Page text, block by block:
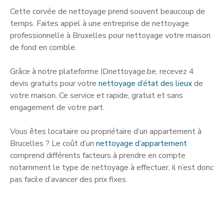
Cette corvée de nettoyage prend souvent beaucoup de
temps. Faites appel à une entreprise de nettoyage
professionnelle à Bruxelles pour nettoyage votre maison
de fond en comble.
Grâce à notre plateforme IDnettoyage.be, recevez 4
devis gratuits pour votre nettoyage d’état des lieuxde
votre maison. Ce service et rapide, gratuit et sans
engagement de votre part.
Vous êtes locataire ou propriétaire d’un appartement à
Brucelles ? Le coût d’un nettoyage d’appartement
comprend différents facteurs à prendre en compte
notamment le type de nettoyage à effectuer, il n’est donc
pas facile d’avancer des prix fixes.